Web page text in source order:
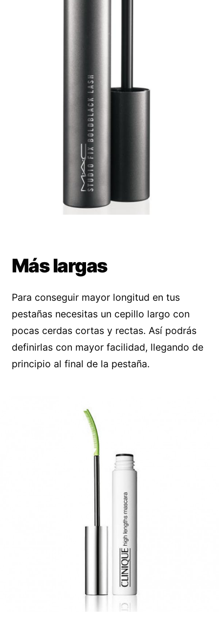
Más largas
Para conseguir mayor longitud en tus
pestañas necesitas un cepillo largo con
pocas cerdas cortas y rectas. Así podrás
definirlas con mayor facilidad, llegando de
principio al final de la pestaña.